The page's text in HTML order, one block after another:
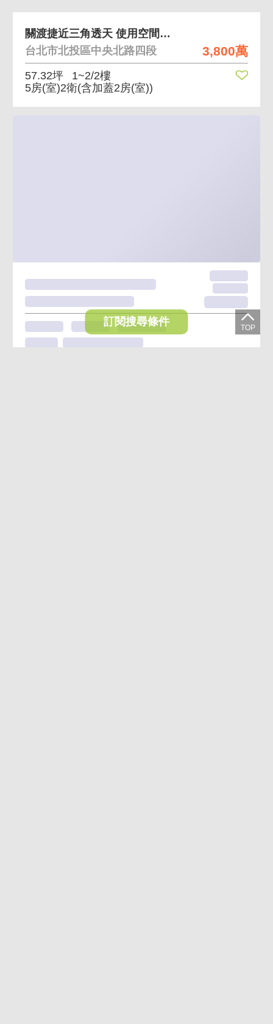
3,800萬
關渡捷近三角透天 使用空間大、近捷運、邊間
台北市北投區中央北路四段
57.32坪
1~2/2樓
5房(室)2衛(含加蓋2房(室))
訂閱搜尋條件